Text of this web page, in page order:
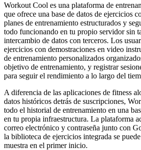
Workout Cool es una plataforma de
que ofrece una base de datos de ejercicios
planes de entrenamiento estructurados y
todo funcionando en tu propio servidor sin
intercambio de datos con terceros. Los
ejercicios con demostraciones en video
de entrenamiento personalizados
objetivo de entrenamiento, y registrar
para seguir el rendimiento a lo largo del
A diferencia de las aplicaciones de fitness
datos históricos detrás de suscripciones,
todo el historial de entrenamiento en una
en tu propia infraestructura. La plataforma
correo electrónico y contraseña junto con
la biblioteca de ejercicios integrada se
muestra en el primer inicio.